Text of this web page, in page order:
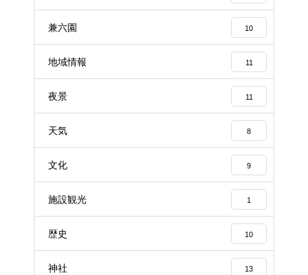
兼六園 10
地域情報 11
夜景 11
天気 8
文化 9
施設観光 1
歴史 10
神社 13